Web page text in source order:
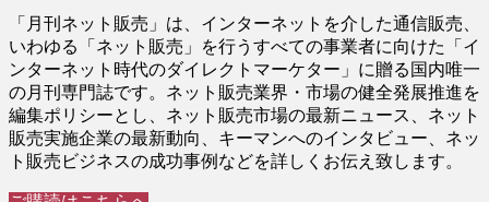
「月刊ネット販売」は、インターネットを介した通信販売、
いわゆる「ネット販売」を行うすべての事業者に向けた「イ
ンターネット時代のダイレクトマーケター」に贈る国内唯一
の月刊専門誌です。ネット販売業界・市場の健全発展推進を
編集ポリシーとし、ネット販売市場の最新ニュース、ネット
販売実施企業の最新動向、キーマンへのインタビュー、ネッ
ト販売ビジネスの成功事例などを詳しくお伝え致します。